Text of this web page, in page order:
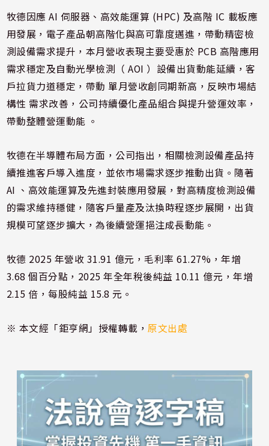
牧德因應 AI 伺服器、高效能運算 (HPC) 及高階 IC 載板應
用發展，電子產品朝高階化與高可靠度邁進，帶動精密檢
測設備需求提升，本月營收表現主要受惠於 PCB 高階應用
需求穩定及自動光學檢測（ AOI ）設備出貨動能延續，客
戶拉貨力道穩定，帶動 單月營收創同期新高，反映市場結
構性 需求改善，公司持續優化產品組合與提升營運效率，
帶動整體營運動能 。
牧德在半導體布局方面，公司指出，相關檢測設備產品持
續推進客戶導入進度，並依市場需求逐步推動出貨。隨著
AI 、高效能運算及先進封裝應用發展，對高精度檢測設備
的需求維持穩健，隨客戶量產及汰換時程逐步展開，出貨
規模可望逐步擴大，為後續營運挹注成長動能。
牧德 2025 年營收 31.91 億元，毛利率 61.27%，年增
3.68 個百分點，2025 年全年稅後純益 10.11 億元，年增
2.15 倍，每股純益 15.8 元。
※ 本文經「鉅亨網」授權轉載，原文出處